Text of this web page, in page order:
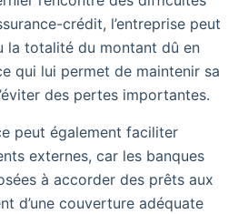
crédit, l’entreprise peut
la totalité du montant dû en
qui lui permet de maintenir sa
des pertes importantes.
peut également faciliter
externes, car les banques
à accorder des prêts aux
d’une couverture adéquate